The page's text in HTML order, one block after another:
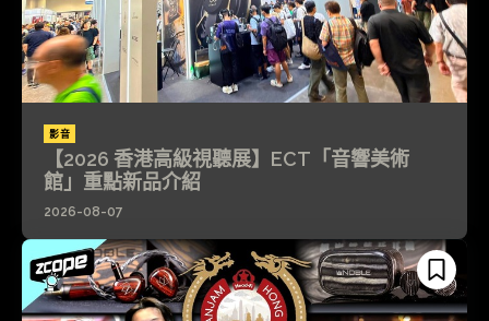
影音
【2026 香港高級視聽展】ECT「音響美術
館」重點新品介紹
2026-08-07